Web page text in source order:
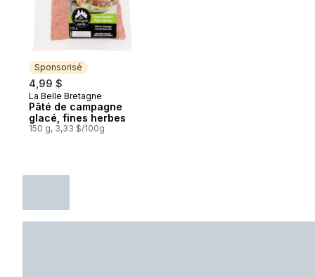
Sponsorisé
4,99 $
Sponsorisé
La Belle Bretagne
Pâté de campagne
glacé, fines herbes
150 g, 3,33 $/100g